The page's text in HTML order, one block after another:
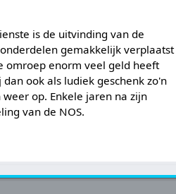
is de uitvinding van de
gemakkelijk verplaatst
omroep enorm veel geld heeft
ook als ludiek geschenk zo'n
op. Enkele jaren na zijn
van de NOS.